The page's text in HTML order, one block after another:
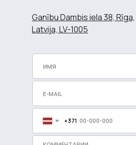
Ganību Dambis iela 38, Rīga,
Latvija, LV-1005
+371